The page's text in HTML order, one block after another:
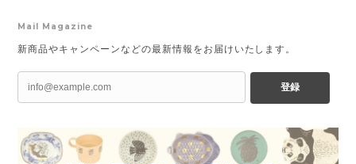
Mail Magazine
新商品やキャンペーンなどの最新情報をお届けいたします。
登録